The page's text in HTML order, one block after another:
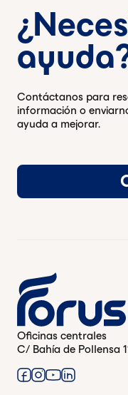
Contáctanos para
información o
ayuda a mejorar.
Oficinas centrales
C/ Bahía de Pollensa